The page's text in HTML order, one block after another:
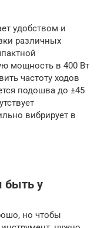
удобством и
различных
мощность в 400 Вт
частоту ходов
подошва до ±45
вибрирует в
быть у
но чтобы